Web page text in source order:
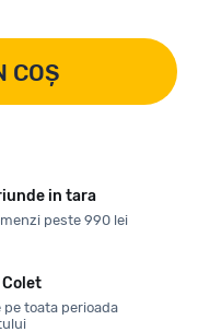
COȘ
in tara
peste 990 lei
toata perioada